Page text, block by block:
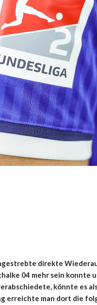
direkte
04 mehr sein
könnte es
erreichte man dort die